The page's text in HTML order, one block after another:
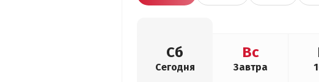
Сб
Сегодня
Вс
Завтра